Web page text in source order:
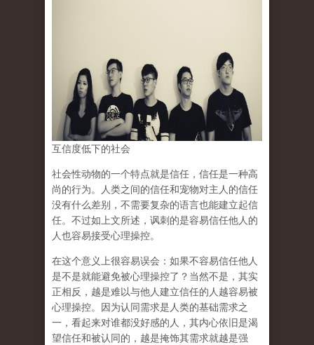
互信度低下的社会
社会性动物的一个特点就是信任，信任是一种高
尚的行为。人类之间的信任和宠物对主人的信任
没有什么差别，不需要复杂的语言也能建立起信
任。不过如上文所述，讽刺的是容易信任他人的
人也容易接受心理操控。
在这个意义上很容易误会：如果不容易信任他人
是不是就能避免被心理操控了？当然不是，其实
正相反，越是难以与他人建立信任的人越容易被
心理操控。因为认同需求是人类的基础需求之
一，看起来对谁都没好感的人，其内心依旧是渴
望信任和被认同的，越是掩饰其需求就越是强